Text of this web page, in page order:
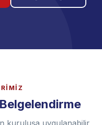
Belge Sorgula